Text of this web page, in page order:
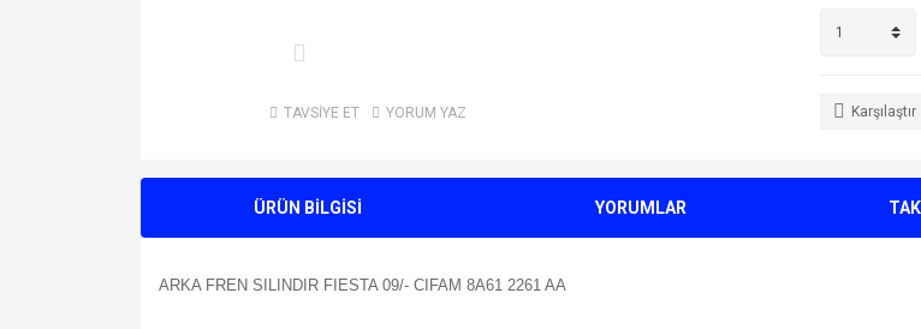
TAVSİYE ET YORUM YAZ Karşılaştır
ÜRÜN BİLGİSİ YORUMLAR
ARKA FREN SILINDIR FIESTA 09/- CIFAM 8A61 2261 AA